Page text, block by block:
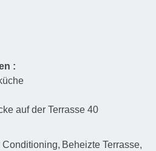
:
auf der Terrasse 40
Conditioning Beheizte Terrasse